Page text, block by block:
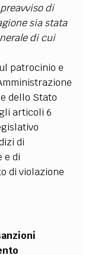
di
sia stata
di cui
patrocinio e
dello Stato
articoli 6
di
e di
di violazione